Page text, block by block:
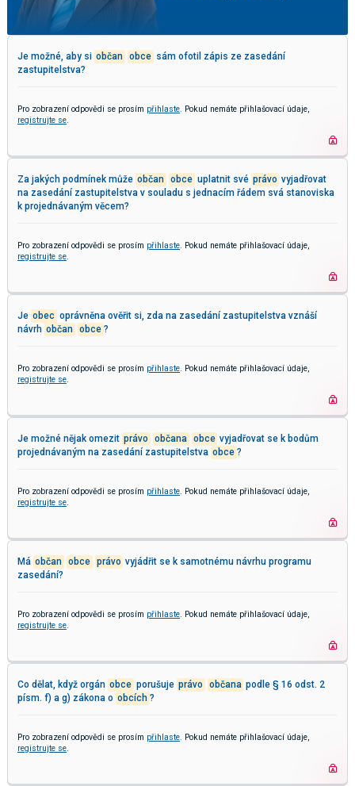
Je možné, aby si občan obce sám ofotil zápis ze zasedání
zastupitelstva?
Pro zobrazení odpovědi se prosím přihlaste. Pokud nemáte přihlašovací údaje,
registrujte se.
Za jakých podmínek může občan obce uplatnit své právo vyjadřovat
na zasedání zastupitelstva v souladu s jednacím řádem svá stanoviska
k projednávaným věcem?
Pro zobrazení odpovědi se prosím přihlaste. Pokud nemáte přihlašovací údaje,
registrujte se.
Je obec oprávněna ověřit si, zda na zasedání zastupitelstva vznáší
návrh občan obce ?
Pro zobrazení odpovědi se prosím přihlaste. Pokud nemáte přihlašovací údaje,
registrujte se.
Je možné nějak omezit právo občana obce vyjadřovat se k bodům
projednávaným na zasedání zastupitelstva obce ?
Pro zobrazení odpovědi se prosím přihlaste. Pokud nemáte přihlašovací údaje,
registrujte se.
Má občan obce právo vyjádřit se k samotnému návrhu programu
zasedání?
Pro zobrazení odpovědi se prosím přihlaste. Pokud nemáte přihlašovací údaje,
registrujte se.
Co dělat, když orgán obce porušuje právo občana podle § 16 odst. 2
písm. f) a g) zákona o obcích ?
Pro zobrazení odpovědi se prosím přihlaste. Pokud nemáte přihlašovací údaje,
registrujte se.